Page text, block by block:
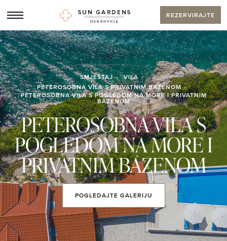
REZERVIRAJTE
SMJEŠTAJ
VILA
PETEROSOBNA VILA S PRIVATNIM BAZENOM
PETEROSOBNA VILA S POGLEDOM NA MORE I PRIVATNIM
BAZENOM
PETEROSOBNA VILA S
POGLEDOM NA MORE I
PRIVATNIM BAZENOM
POGLEDAJTE GALERIJU